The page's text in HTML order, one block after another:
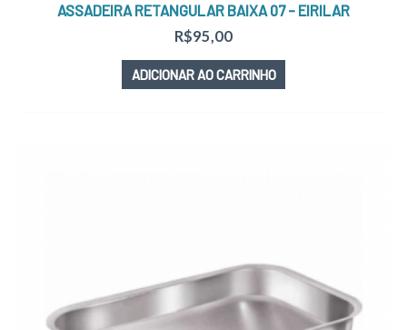
ASSADEIRA RETANGULAR BAIXA 07 – EIRILAR
R$95,00
ADICIONAR AO CARRINHO